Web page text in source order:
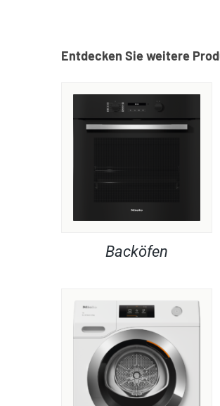
Entdecken Sie weitere
Backöfen